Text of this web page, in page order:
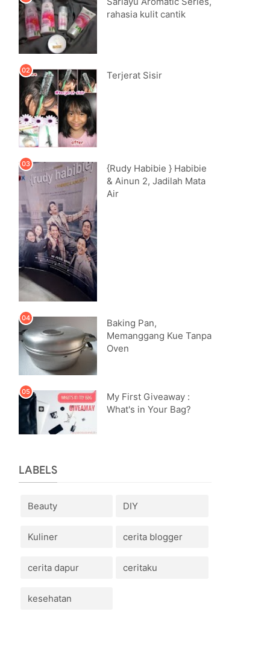
rahasia kulit cantik
Terjerat Sisir
{Rudy Habibie } Habibie
& Ainun 2, Jadilah Mata
Air
Baking Pan,
Memanggang Kue Tanpa
Oven
My First Giveaway :
What's in Your Bag?
LABELS
Beauty DIY
Kuliner cerita blogger
cerita dapur ceritaku
kesehatan